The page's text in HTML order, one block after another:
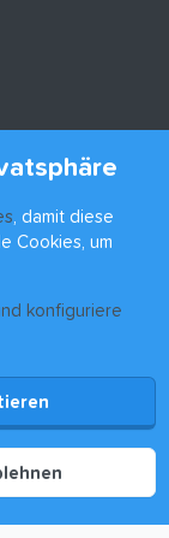
Kontakt
Start
, damit diese
Cookies, um
konfiguriere